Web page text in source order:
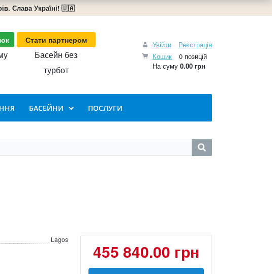
Слава Україні! 🇺🇦
Увійти
Реєстрація
Кошик
0 позицій
На суму 0.00 грн
Стати партнером
Басейн без
турбот
БАСЕЙНИ ПОСЛУГИ
Lagos
455 840.00 грн